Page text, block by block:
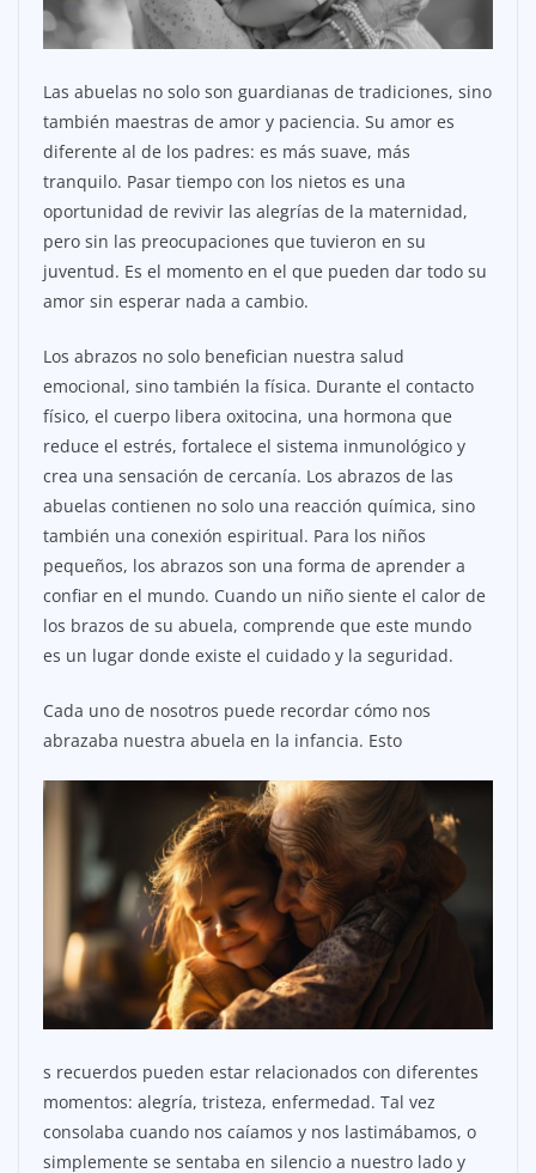
Las abuelas no solo son guardianas de tradiciones, sino
también maestras de amor y paciencia. Su amor es
diferente al de los padres: es más suave, más
tranquilo. Pasar tiempo con los nietos es una
oportunidad de revivir las alegrías de la maternidad,
pero sin las preocupaciones que tuvieron en su
juventud. Es el momento en el que pueden dar todo su
amor sin esperar nada a cambio.
Los abrazos no solo benefician nuestra salud
emocional, sino también la física. Durante el contacto
físico, el cuerpo libera oxitocina, una hormona que
reduce el estrés, fortalece el sistema inmunológico y
crea una sensación de cercanía. Los abrazos de las
abuelas contienen no solo una reacción química, sino
también una conexión espiritual. Para los niños
pequeños, los abrazos son una forma de aprender a
confiar en el mundo. Cuando un niño siente el calor de
los brazos de su abuela, comprende que este mundo
es un lugar donde existe el cuidado y la seguridad.
Cada uno de nosotros puede recordar cómo nos
abrazaba nuestra abuela en la infancia. Esto
s recuerdos pueden estar relacionados con diferentes
momentos: alegría, tristeza, enfermedad. Tal vez
consolaba cuando nos caíamos y nos lastimábamos, o
simplemente se sentaba en silencio a nuestro lado y